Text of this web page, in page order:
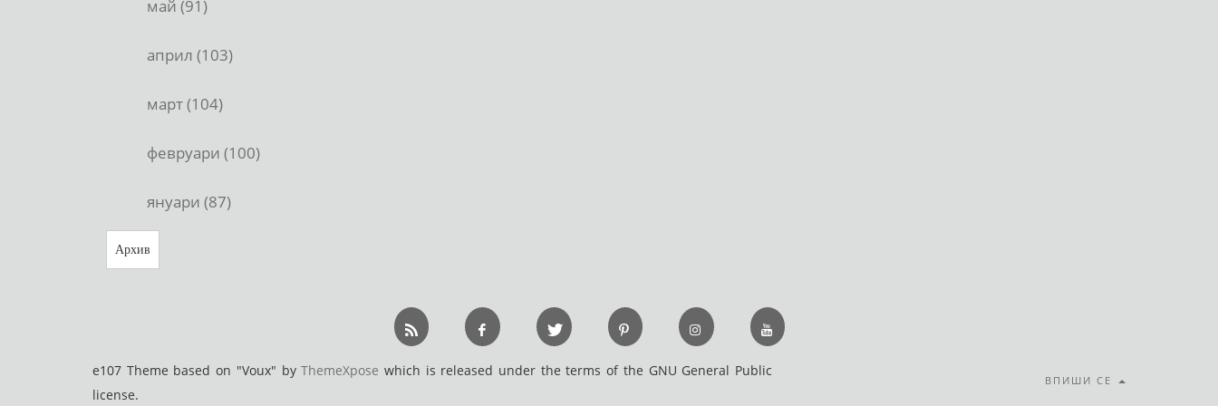
май (91)
април (103)
март (104)
февруари (100)
януари (87)
Архив
e107 Theme based on "Voux" byThemeXpose which is released under the terms of the GNU General Public
license.
ВПИШИ СЕ